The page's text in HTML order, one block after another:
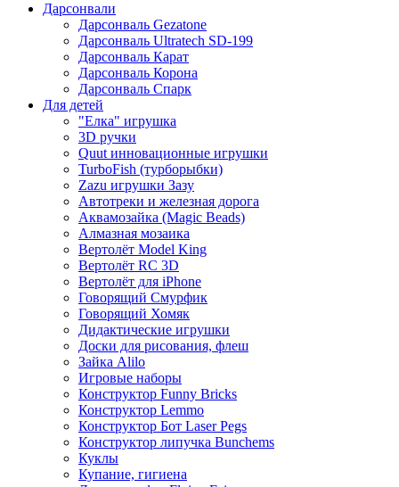
Дарсонвали
Дарсонваль Gezatone
Дарсонваль Ultratech SD-199
Дарсонваль Карат
Дарсонваль Корона
Дарсонваль Спарк
Для детей
"Елка" игрушка
3D ручки
Quut инновационные игрушки
TurboFish (турборыбки)
Zazu игрушки Зазу
Автотреки и железная дорога
Аквамозайка (Magic Beads)
Алмазная мозаика
Вертолёт Model King
Вертолёт RC 3D
Вертолёт для iPhone
Говорящий Смурфик
Говорящий Хомяк
Дидактические игрушки
Доски для рисования, флеш
Зайка Alilo
Игровые наборы
Конструктор Funny Bricks
Конструктор Lemmo
Конструктор Бот Laser Pegs
Конструктор липучка Bunchems
Куклы
Купание, гигиена